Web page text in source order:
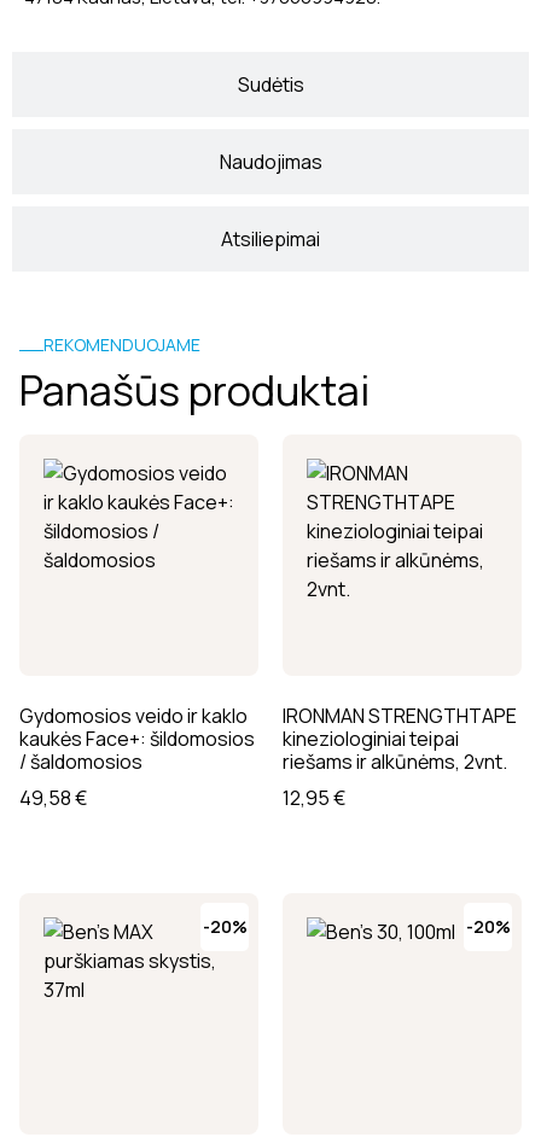
Sudėtis
Naudojimas
Atsiliepimai
REKOMENDUOJAME
Panašūs produktai
Gydomosios veido ir kaklo
kaukės Face+: šildomosios
/ šaldomosios
49,58€
IRONMAN STRENGTHTAPE
kineziologiniai teipai
riešams ir alkūnėms, 2vnt.
12,95€
-20% -20%